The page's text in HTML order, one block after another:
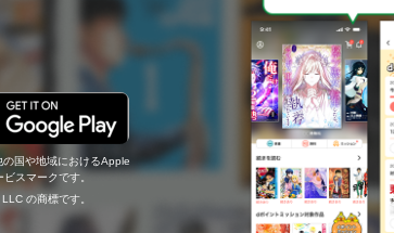
国や地域におけるApple
スマークです。
の商標です。